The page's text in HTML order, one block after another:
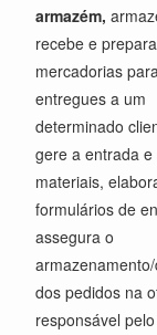
armazém,
recebe e prepara
mercadorias
entregues a um
determinado
gere a entrada
materiais,
formulários de
assegura o
dos pedidos na
responsável